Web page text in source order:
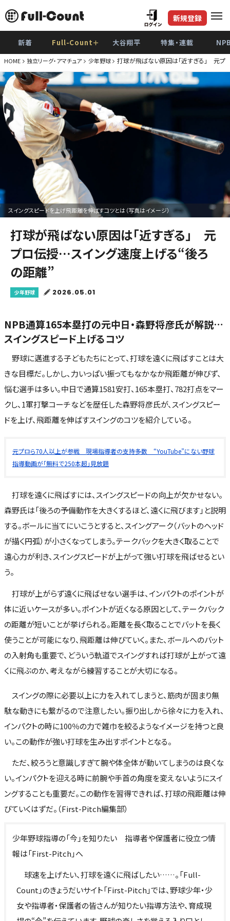
新規登録
新着 Full-Count＋ 大谷翔平 特集・連載
HOME 独立リーグ・アマチュア 少年野球 打球が飛ばない原因は「近すぎる」 元
スイングスピードを上げ飛距離を伸ばすコツとは（写真はイメージ）
打球が飛ばない原因は「近すぎる」 元
プロ伝授…スイング速度上げる“後ろ
の距離”
少年野球 2026.05.01
NPB通算165本塁打の元中日・森野将彦氏が解説…
スイングスピード上げるコツ
野球に邁進する子どもたちにとって、打球を遠くに飛ばすことは大
きな目標だ。しかし、力いっぱい振ってもなかなか飛距離が伸びず、
悩む選手は多い。中日で通算1581安打、165本塁打、782打点をマー
クし、1軍打撃コーチなどを歴任した森野将彦氏が、スイングスピー
ドを上げ、飛距離を伸ばすスイングのコツを紹介している。
元プロら70人以上が参戦 現場指導者の支持多数 “YouTube”にない野球
指導動画が「無料で250本超」見放題
打球を遠くに飛ばすには、スイングスピードの向上が欠かせない。
森野氏は「後ろの予備動作を大きくするほど、遠くに飛びます」と説明
する。ボールに当てにいこうとすると、スイングアーク（バットのヘッド
が描く円弧）が小さくなってしまう。テークバックを大きく取ることで
遠心力が利き、スイングスピードが上がって強い打球を飛ばせるとい
う。
打球が上がらず遠くに飛ばせない選手は、インパクトのポイントが
体に近いケースが多い。ポイントが近くなる原因として、テークバック
の距離が短いことが挙げられる。距離を長く取ることでバットを長く
使うことが可能になり、飛距離は伸びていく。また、ボールへのバット
の入射角も重要で、どういう軌道でスイングすれば打球が上がって遠
くに飛ぶのか、考えながら練習することが大切になる。
スイングの際に必要以上に力を入れてしまうと、筋肉が固まり無
駄な動きにも繋がるので注意したい。振り出しから徐々に力を入れ、
インパクトの時に100％の力で雑巾を絞るようなイメージを持つと良
い。この動作が強い打球を生み出すポイントとなる。
ただ、絞ろうと意識しすぎて腕や体全体が動いてしまうのは良くな
い。インパクトを迎える時に前腕や手首の角度を変えないようにスイ
ングすることも重要だ。この動作を習得できれば、打球の飛距離は伸
びていくはずだ。（First-Pitch編集部）
少年野球指導の「今」を知りたい 指導者や保護者に役立つ情
報は「First-Pitch」へ
球速を上げたい、打球を遠くに飛ばしたい……。「Full-
Count」のきょうだいサイト「First-Pitch」では、野球少年・少
女や指導者・保護者の皆さんが知りたい指導方法や、育成現